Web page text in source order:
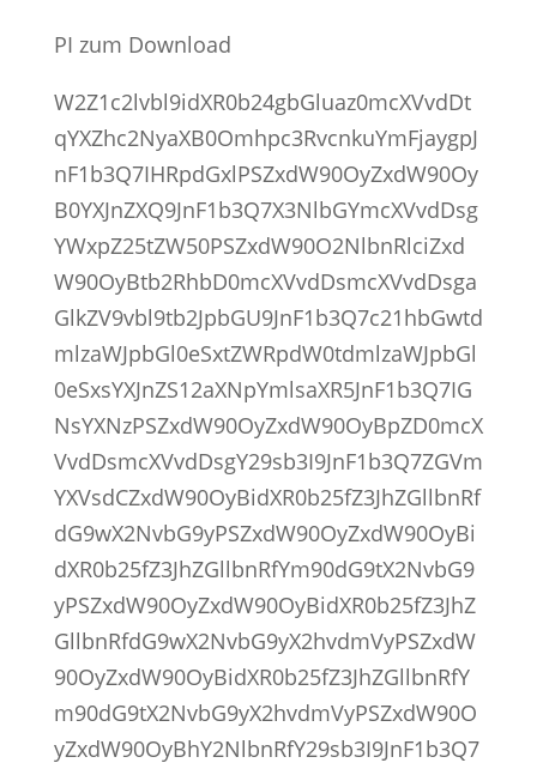
PI zum Download
W2Z1c2lvbl9idXR0b24gbGluaz0mcXVvdDt
qYXZhc2NyaXB0Omhpc3RvcnkuYmFjaygpJ
nF1b3Q7IHRpdGxlPSZxdW90OyZxdW90Oy
B0YXJnZXQ9JnF1b3Q7X3NlbGYmcXVvdDsg
YWxpZ25tZW50PSZxdW90O2NlbnRlciZxd
W90OyBtb2RhbD0mcXVvdDsmcXVvdDsga
GlkZV9vbl9tb2JpbGU9JnF1b3Q7c21hbGwtd
mlzaWJpbGl0eSxtZWRpdW0tdmlzaWJpbGl
0eSxsYXJnZS12aXNpYmlsaXR5JnF1b3Q7IG
NsYXNzPSZxdW90OyZxdW90OyBpZD0mcX
VvdDsmcXVvdDsgY29sb3I9JnF1b3Q7ZGVm
YXVsdCZxdW90OyBidXR0b25fZ3JhZGllbnRf
dG9wX2NvbG9yPSZxdW90OyZxdW90OyBi
dXR0b25fZ3JhZGllbnRfYm90dG9tX2NvbG9
yPSZxdW90OyZxdW90OyBidXR0b25fZ3JhZ
GllbnRfdG9wX2NvbG9yX2hvdmVyPSZxdW
90OyZxdW90OyBidXR0b25fZ3JhZGllbnRfY
m90dG9tX2NvbG9yX2hvdmVyPSZxdW90O
yZxdW90OyBhY2NlbnRfY29sb3I9JnF1b3Q7